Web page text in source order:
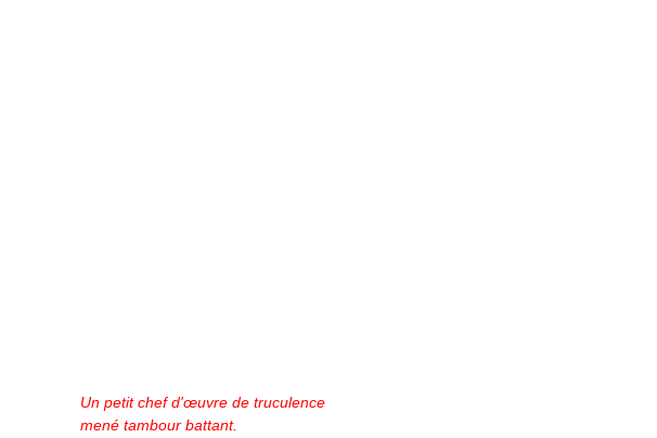
Un petit chef d'œuvre de truculence
mené tambour battant.